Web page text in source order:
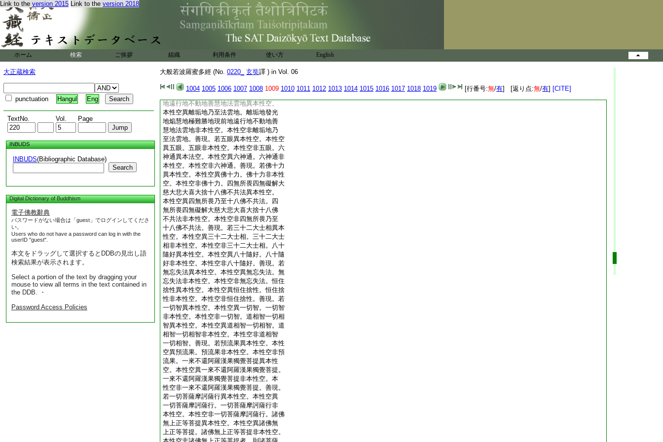
Link to the version 2015 Link to the version 2018
ホーム 検索 ご挨拶 組織 利用条件 使い方 English
大正蔵検索
punctuation Hangul Eng
TextNo. Vol. Page
INBUDS
INBUDS(Bibliographic Database)
Search
Digital Dictionary of Buddhism
電子佛教辭典
パスワードがない場合は「guest」でログインしてくださ
い。
Users who do not have a password can log in with the
userID "guest".
本文をドラッグして選択するとDDBの見出し語
検索結果が表示されます。
Select a portion of the text by dragging your
mouse to view all terms in the text contained in
the DDB. ・
Password Access Policies
大般若波羅蜜多經 (No. 0220_ 玄奘譯 ) in Vol. 06
1004 1005 1006 1007 1008 1009 1010 1011 1012 1013 1014 1015 1016 1017 1018 1019 [行番号:無/有] [返り点:無/有] [CITE]
解脱非本性空。本性空非八解脱。八勝處九
次第定十遍處異本性空。本性空異八勝處
九次第定十遍處。八勝處九次第定十遍處
非本性空。本性空非八勝處九次第定十遍
處。善現。若陀羅尼門異本性空。本性空異
陀羅尼門。陀羅尼門非本性空。本性空非
陀羅尼門。三摩地門異本性空。本性空異
三摩地門。三摩地門非本性空。本性空非
三摩地門。善現。若極喜地異本性空。本性
空異極喜地。極喜地非本性空。本性空非極
地遠行地不動地善慧地法雲地異本性空。
本性空異離垢地乃至法雲地。離垢地發光
地焔慧地極難勝地現前地遠行地不動地善
慧地法雲地非本性空。本性空非離垢地乃
至法雲地。善現。若五眼異本性空。本性空
異五眼。五眼非本性空。本性空非五眼。六
神通異本法空。本性空異六神通。六神通非
本性空。本性空非六神通。善現。若佛十力
異本性空。本性空異佛十力。佛十力非本性
空。本性空非佛十力。四無所畏四無礙解大
慈大悲大喜大捨十八佛不共法異本性空。
本性空異四無所畏乃至十八佛不共法。四
無所畏四無礙解大慈大悲大喜大捨十八佛
不共法非本性空。本性空非四無所畏乃至
十八佛不共法。善現。若三十二大士相異本
性空。本性空異三十二大士相。三十二大士
相非本性空。本性空非三十二大士相。八十
隨好異本性空。本性空異八十隨好。八十隨
好非本性空。本性空非八十隨好。善現。若
無忘失法異本性空。本性空異無忘失法。無
忘失法非本性空。本性空非無忘失法。恒住
捨性異本性空。本性空異恒住捨性。恒住捨
性非本性空。本性空非恒住捨性。善現。若
一切智異本性空。本性空異一切智。一切智
非本性空。本性空非一切智。道相智一切相
智異本性空。本性空異道相智一切相智。道
相智一切相智非本性空。本性空非道相智
一切相智。善現。若預流果異本性空。本性
空異預流果。預流果非本性空。本性空非預
流果。一來不還阿羅漢果獨覺菩提異本性
空。本性空異一來不還阿羅漢果獨覺菩提。
一來不還阿羅漢果獨覺菩提非本性空。本
性空非一來不還阿羅漢果獨覺菩提。善現。
若一切菩薩摩訶薩行異本性空。本性空異
一切菩薩摩訶薩行。一切菩薩摩訶薩行非
本性空。本性空非一切菩薩摩訶薩行。諸佛
無上正等菩提異本性空。本性空異諸佛無
上正等菩提。諸佛無上正等菩提非本性空。